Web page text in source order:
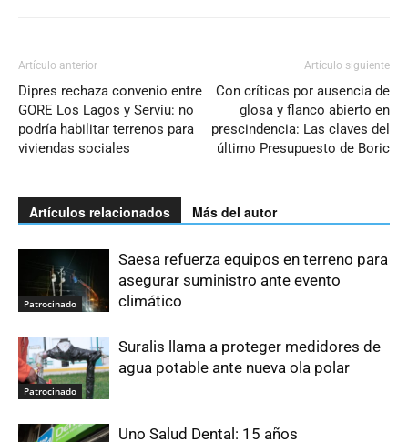
Artículo anterior
Dipres rechaza convenio entre
GORE Los Lagos y Serviu: no
podría habilitar terrenos para
viviendas sociales
Artículo siguiente
Con críticas por ausencia de
glosa y flanco abierto en
prescindencia: Las claves del
último Presupuesto de Boric
Artículos relacionados Más del autor
Patrocinado
Saesa refuerza equipos en terreno para
asegurar suministro ante evento
climático
Patrocinado
Suralis llama a proteger medidores de
agua potable ante nueva ola polar
Uno Salud Dental: 15 años